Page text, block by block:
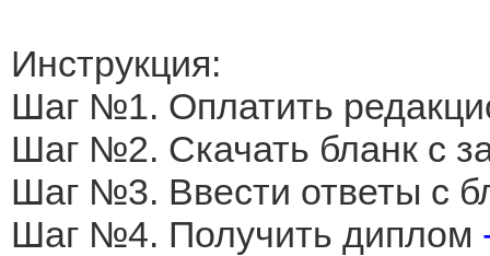
Инструкция:
Шаг №1. Оплатить
Шаг №2. Скачать бланк с
Шаг №3. Ввести ответы с
Шаг №4. Получить диплом